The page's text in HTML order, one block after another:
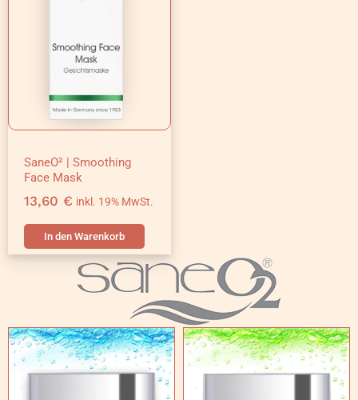
SaneO² | Smoothing
Face Mask
13,60 € inkl. 19% MwSt.
In den Warenkorb